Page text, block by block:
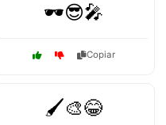
🕶️😎🎤
Copiar
🖌️🎨😂